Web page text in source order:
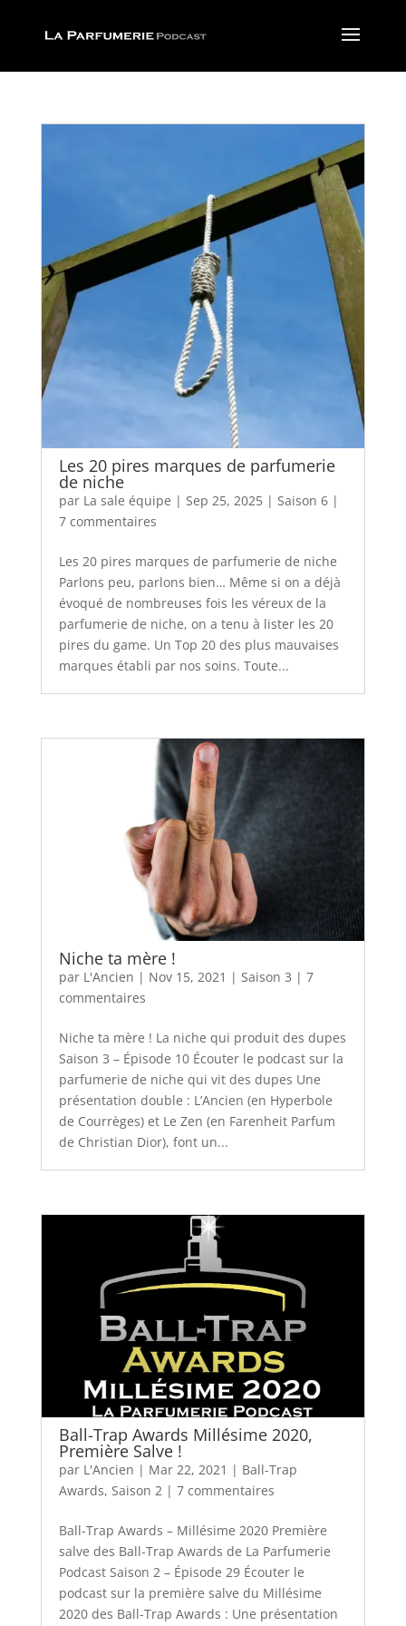
Les 20 pires marques de parfumerie
de niche
par La sale équipe | Sep 25, 2025| Saison 6|
7 commentaires
Les 20 pires marques de parfumerie de niche
Parlons peu, parlons bien… Même si on a déjà
évoqué de nombreuses fois les véreux de la
parfumerie de niche, on a tenu à lister les 20
pires du game. Un Top 20 des plus mauvaises
marques établi par nos soins. Toute...
Niche ta mère !
par L'Ancien | Nov 15, 2021 | Saison 3 | 7
commentaires
Niche ta mère ! La niche qui produit des dupes
Saison 3 – Épisode 10 Écouter le podcast sur la
parfumerie de niche qui vit des dupes Une
présentation double : L’Ancien (en Hyperbole
de Courrèges) et Le Zen (en Farenheit Parfum
de Christian Dior), font un...
Ball-Trap Awards Millésime 2020,
Première Salve !
par L'Ancien | Mar 22, 2021 | Ball-Trap
Awards, Saison 2| 7 commentaires
Ball-Trap Awards – Millésime 2020 Première
salve des Ball-Trap Awards de La Parfumerie
Podcast Saison 2 – Épisode 29 Écouter le
podcast sur la première salve du Millésime
2020 des Ball-Trap Awards : Une présentation